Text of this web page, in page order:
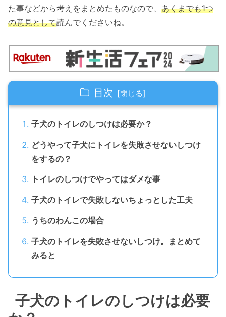
た事などから考えをまとめたものなので、 あくまでも1つ
の意見として読んでくださいね。
目次
子犬のトイレのしつけは必要か？
どうやって子犬にトイレを失敗させないしつけ
をするの？
トイレのしつけでやってはダメな事
子犬のトイレで失敗しないちょっとした工夫
うちのわんこの場合
子犬のトイレを失敗させないしつけ。まとめて
みると
子犬のトイレのしつけは必要